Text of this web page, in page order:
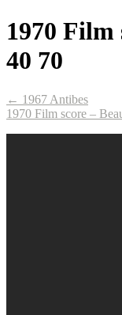
1970 Film
40 70
← 1967 Antibes
1970 Film score –